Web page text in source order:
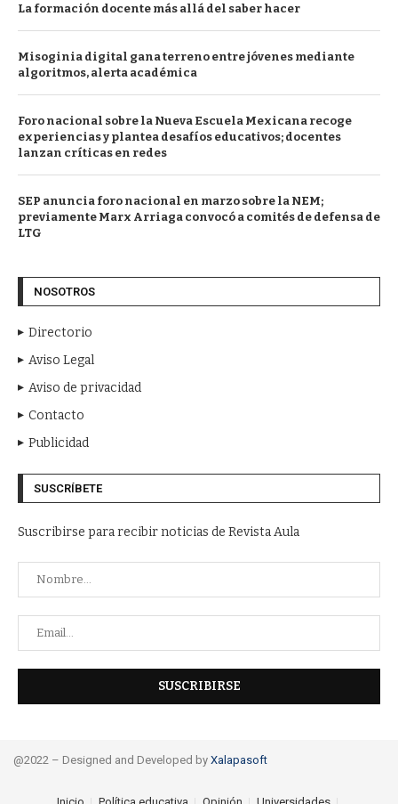
La formación docente más allá del saber hacer
Misoginia digital gana terreno entre jóvenes mediante
algoritmos, alerta académica
Foro nacional sobre la Nueva Escuela Mexicana recoge
experiencias y plantea desafíos educativos; docentes
lanzan críticas en redes
SEP anuncia foro nacional en marzo sobre la NEM;
previamente Marx Arriaga convocó a comités de defensa de
LTG
NOSOTROS
Directorio
Aviso Legal
Aviso de privacidad
Contacto
Publicidad
SUSCRÍBETE
Suscribirse para recibir noticias de Revista Aula
@2022 – Designed and Developed by Xalapasoft